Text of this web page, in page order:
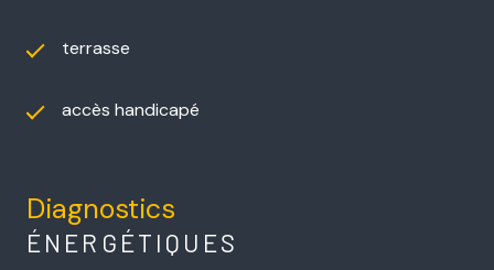
terrasse
accès handicapé
Diagnostics
ÉNERGÉTIQUES